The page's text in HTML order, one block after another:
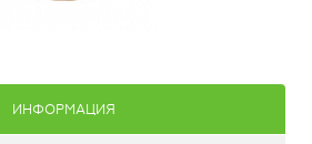
ИНФОРМАЦИЯ